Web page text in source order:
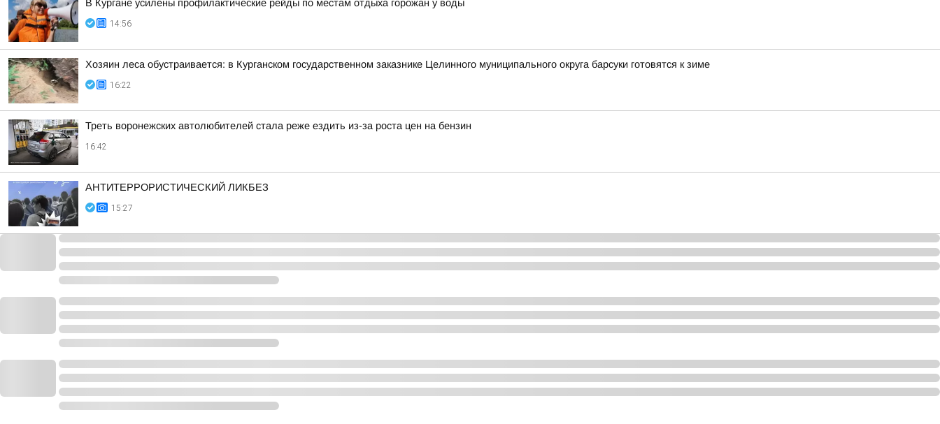
В Кургане усилены профилактические рейды по местам отдыха горожан у воды
14:56
Хозяин леса обустраивается: в Курганском государственном заказнике Целинного муниципального округа барсуки готовятся к зиме
16:22
Треть воронежских автолюбителей стала реже ездить из-за роста цен на бензин
16:42
АНТИТЕРРОРИСТИЧЕСКИЙ ЛИКБЕЗ
15:27